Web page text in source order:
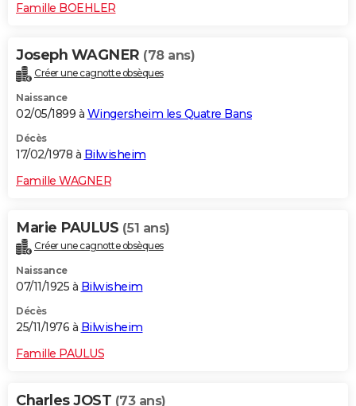
Famille BOEHLER
Joseph WAGNER (78 ans)
Créer une cagnotte obsèques
Naissance
02/05/1899 à Wingersheim les Quatre Bans
Décès
17/02/1978 à Bilwisheim
Famille WAGNER
Marie PAULUS (51 ans)
Créer une cagnotte obsèques
Naissance
07/11/1925 à Bilwisheim
Décès
25/11/1976 à Bilwisheim
Famille PAULUS
Charles JOST (73 ans)